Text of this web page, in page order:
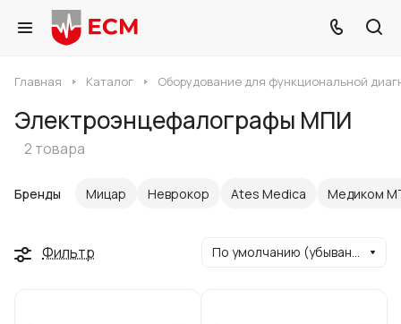
Главная Каталог Оборудование для функциональной
Электроэнцефалографы МПИ
2 товара
Бренды Мицар Неврокор Ates Medica Медиком
Фильтр По умолчанию (убывание)